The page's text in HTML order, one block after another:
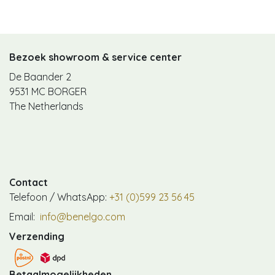
Bezoek showroom & service center
De Baander 2
9531 MC BORGER
The Netherlands
Contact
Telefoon / WhatsApp: +31 (0)599 23 56 45
Email: info@benelgo.com
Verzending